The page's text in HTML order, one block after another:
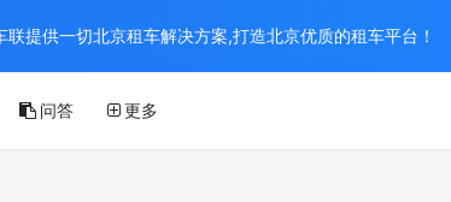
问答 更多
提供一切北京租车解决方案,打造北京优质的租车平台！